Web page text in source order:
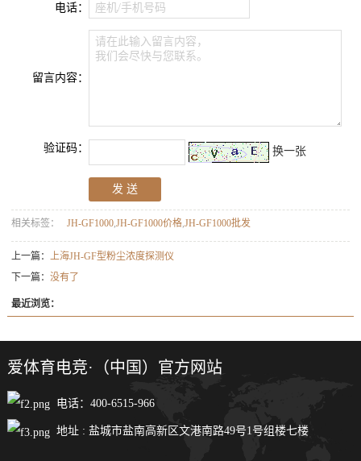
电话： 座机/手机号码
留言内容：
请在此输入留言内容，
我们会尽快与您联系。
验证码： 换一张
相关标签： JH-GF1000, JH-GF1000价格, JH-GF1000批发
上一篇：
上海JH-GF型粉尘浓度探测仪
下一篇： 没有了
最近浏览：
爱体育电竞·（中国）官方网站
电话：400-6515-966
地址 : 盐城市盐南高新区文港南路49号1号组楼七楼